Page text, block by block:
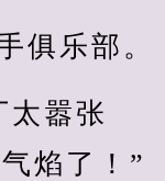
俱乐部。
太嚣张
焰了！”